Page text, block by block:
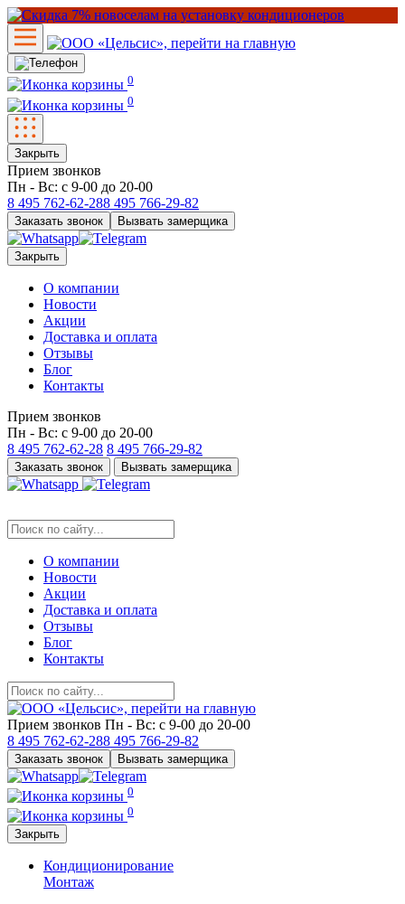
0
0
Закрыть
Прием звонков
Пн - Вс: с 9-00 до 20-00
8 495 762-62-288 495 766-29-82
Заказать звонок Вызвать замерщика
Закрыть
О компании
Новости
Акции
Доставка и оплата
Отзывы
Блог
Контакты
Прием звонков
Пн - Вс: с 9-00 до 20-00
8 495 762-62-28 8 495 766-29-82
Заказать звонок Вызвать замерщика
О компании
Новости
Акции
Доставка и оплата
Отзывы
Блог
Контакты
Прием звонков Пн - Вс: с 9-00 до 20-00
8 495 762-62-288 495 766-29-82
Заказать звонок Вызвать замерщика
0
0
Закрыть
Кондиционирование
Монтаж